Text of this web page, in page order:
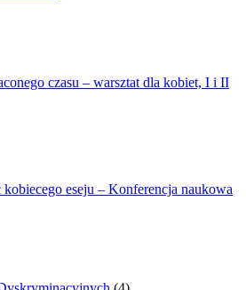
czasu – warsztat dla kobiet, I i II
eseju – Konferencja naukowa